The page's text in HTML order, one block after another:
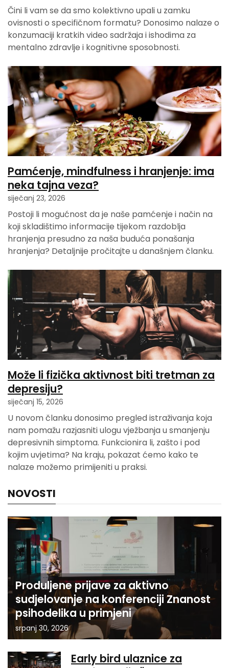
Čini li vam se da smo kolektivno upali u zamku
ovisnosti o specifičnom formatu? Donosimo nalaze o
konzumaciji kratkih video sadržaja i ishodima za
mentalno zdravlje i kognitivne sposobnosti.
Pamćenje, mindfulness i hranjenje: ima
neka tajna veza?
siječanj 23, 2026
Postoji li mogućnost da je naše pamćenje i način na
koji skladištimo informacije tijekom razdoblja
hranjenja presudno za naša buduća ponašanja
hranjenja? Detaljnije pročitajte u današnjem članku.
Može li fizička aktivnost biti tretman za
depresiju?
siječanj 15, 2026
U novom članku donosimo pregled istraživanja koja
nam pomažu razjasniti ulogu vježbanja u smanjenju
depresivnih simptoma. Funkcionira li, zašto i pod
kojim uvjetima? Na kraju, pokazat ćemo kako te
nalaze možemo primijeniti u praksi.
NOVOSTI
Produljene prijave za aktivno
sudjelovanje na konferenciji Znanost
psihodelika u primjeni
srpanj 30, 2026
Early bird ulaznice za